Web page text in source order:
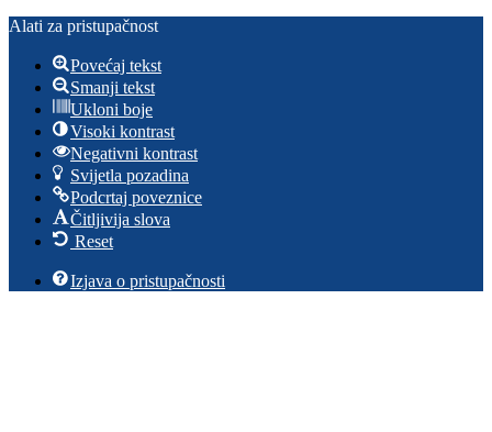
Alati za pristupačnost
Povećaj tekst
Smanji tekst
Ukloni boje
Visoki kontrast
Negativni kontrast
Svijetla pozadina
Podcrtaj poveznice
Čitljivija slova
Reset
Izjava o pristupačnosti